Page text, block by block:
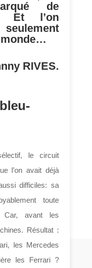
de
Et l’on
seulement
monde…
RIVES.
le circuit
l’on avait déjà
difficiles: sa
toute
Car, avant les
Résultat :
les Mercedes
les Ferrari ?